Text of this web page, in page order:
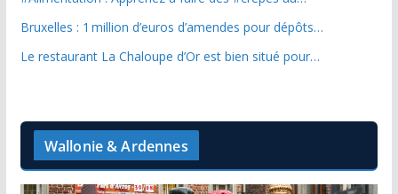
Bruxelles : 1 million d’euros d’amendes pour dépôts…
Le restaurant La Chaloupe d’Or est bien situé pour…
Wallonie & Ardennes